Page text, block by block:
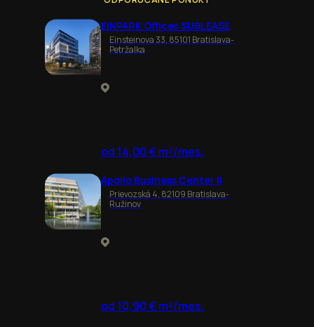
EINPARK Offices SUBLEASE
Einsteinova 33, 85101 Bratislava-
Petržalka
od 14,00 € m²/mes.
Apollo Business Center II
Prievozská 4, 82109 Bratislava-
Ružinov
od 10,90 € m²/mes.